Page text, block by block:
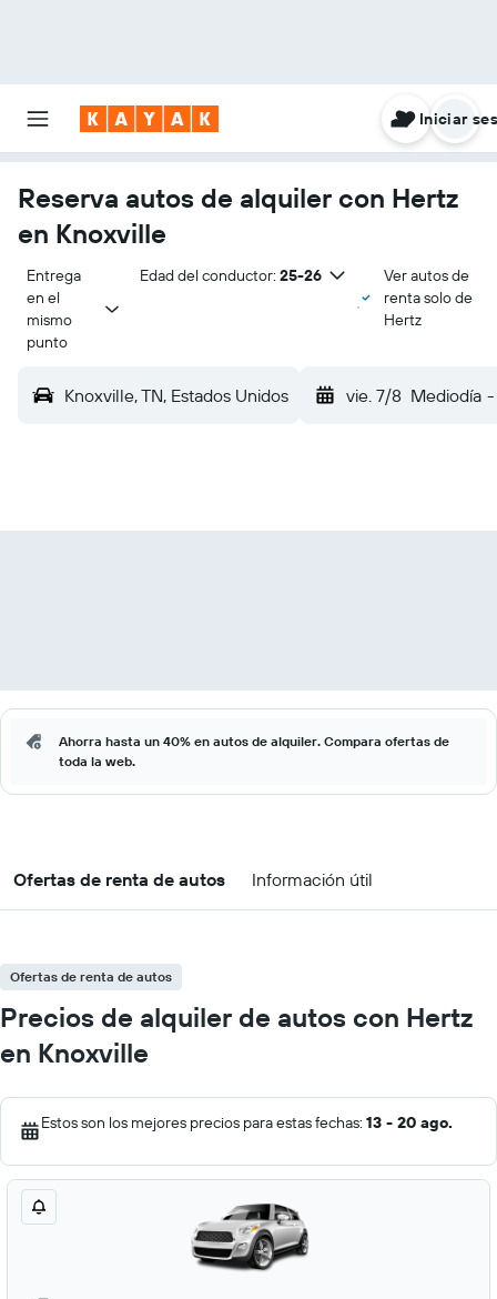
Iniciar
Reserva autos de alquiler con Hertz
en Knoxville
Entrega
en el
mismo
punto
Edad del conductor: 25-26
Ver autos de
renta solo de
Hertz
Knoxville, TN, Estados Unidos vie. 7/8 Mediodía -
Ahorra hasta un 40% en autos de alquiler. Compara ofertas de
toda la web.
Ofertas de renta de autos Información útil
Ofertas de renta de autos
Precios de alquiler de autos con Hertz
en Knoxville
Estos son los mejores precios para estas fechas: 13 - 20 ago.